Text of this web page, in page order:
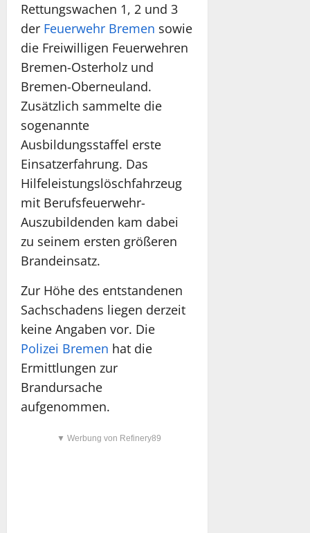
Rettungswachen 1, 2 und 3
der Feuerwehr Bremen sowie
die Freiwilligen Feuerwehren
Bremen-Osterholz und
Bremen-Oberneuland.
Zusätzlich sammelte die
sogenannte
Ausbildungsstaffel erste
Einsatzerfahrung. Das
Hilfeleistungslöschfahrzeug
mit Berufsfeuerwehr-
Auszubildenden kam dabei
zu seinem ersten größeren
Brandeinsatz.
Zur Höhe des entstandenen
Sachschadens liegen derzeit
keine Angaben vor. Die
Polizei Bremen hat die
Ermittlungen zur
Brandursache
aufgenommen.
▼ Werbung von Refinery89